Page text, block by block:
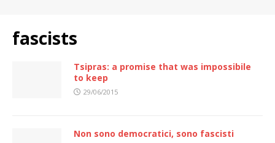
fascists
Tsipras: a promise that was impossibile
to keep
29/06/2015
Non sono democratici, sono fascisti